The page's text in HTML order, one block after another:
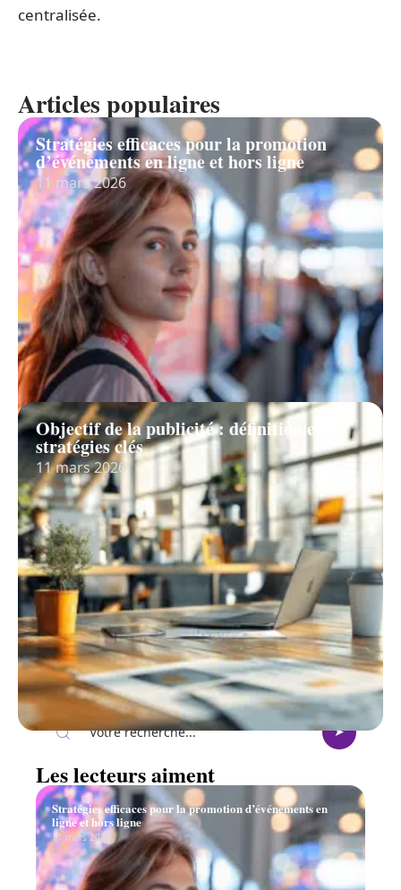
centralisée.
Articles populaires
Stratégies efficaces pour la promotion
d’événements en ligne et hors ligne
11 mars 2026
Objectif de la publicité : définition et
stratégies clés
11 mars 2026
Recherche
Les lecteurs aiment
Stratégies efficaces pour la promotion d’événements en
ligne et hors ligne
11 mars 2026